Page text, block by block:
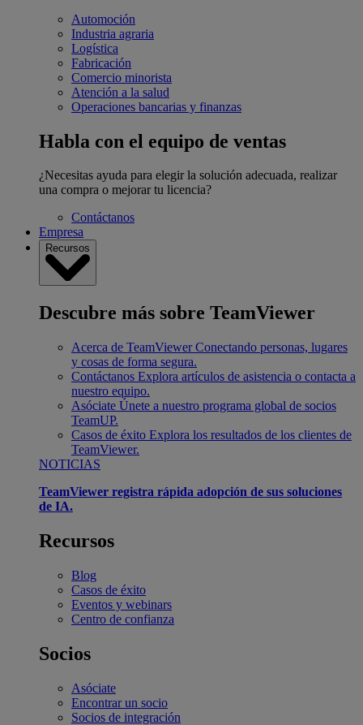
Automoción
Industria agraria
Logística
Fabricación
Comercio minorista
Atención a la salud
Operaciones bancarias y finanzas
Habla con el equipo de ventas
¿Necesitas ayuda para elegir la solución adecuada, realizar
una compra o mejorar tu licencia?
Contáctanos
Empresa
Recursos
Descubre más sobre TeamViewer
Acerca de TeamViewer Conectando personas, lugares
y cosas de forma segura.
Contáctanos Explora artículos de asistencia o contacta a
nuestro equipo.
Asóciate Únete a nuestro programa global de socios
TeamUP.
Casos de éxito Explora los resultados de los clientes de
TeamViewer.
NOTICIAS
TeamViewer registra rápida adopción de sus soluciones
de IA.
Recursos
Blog
Casos de éxito
Eventos y webinars
Centro de confianza
Socios
Asóciate
Encontrar un socio
Socios de integración